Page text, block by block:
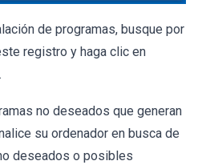
de programas, busque por
registro y haga clic en
no deseados que generan
su ordenador en busca de
deseados o posibles